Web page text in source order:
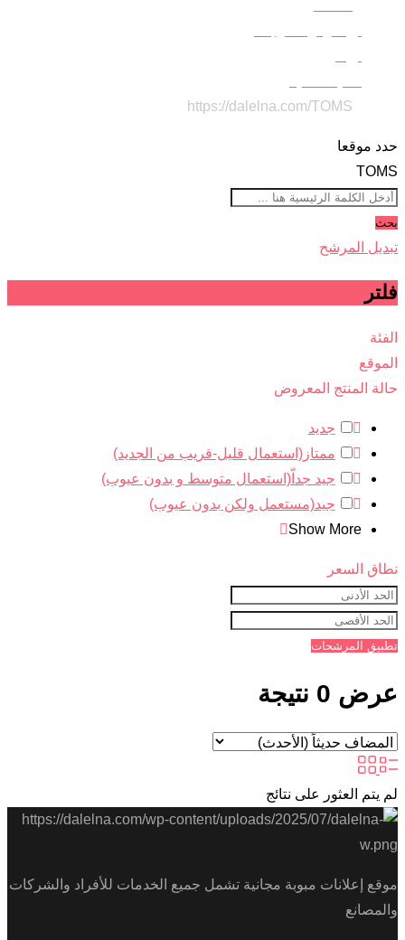
https://dalelna.com/TOMS
حدد موقعا
TOMS
بحث
تبديل المرشح
فلتر
الفئة
الموقع
حالة المنتج المعروض
جديد
ممتاز(استعمال قليل-قريب من الجديد)
جيد جداّ(استعمال متوسط و بدون عيوب)
جيد(مستعمل ولكن بدون عيوب)
Show More
نطاق السعر
تطبيق المرشحات
عرض 0 نتيجة
لم يتم العثور على نتائج
موقع إعلانات مبوبة مجانية تشمل جميع الخدمات للأفراد والشركات
والمصانع